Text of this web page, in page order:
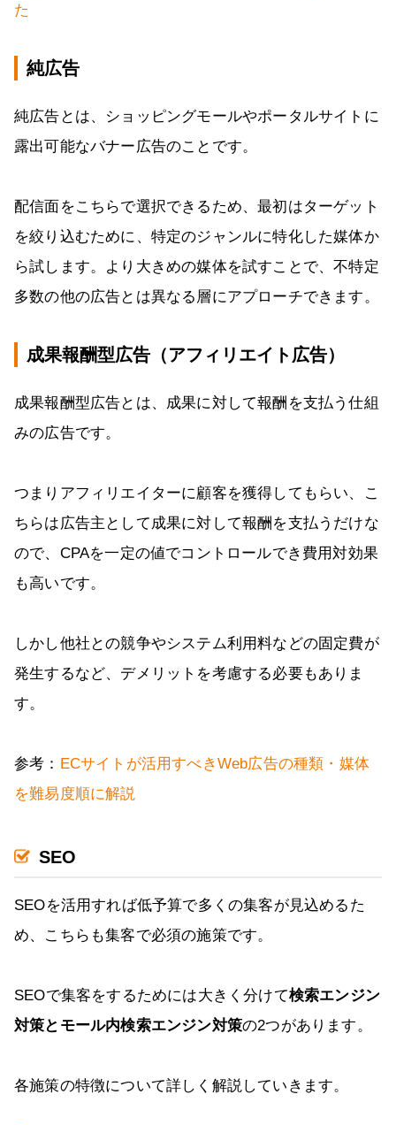
た
純広告
純広告とは、ショッピングモールやポータルサイトに
露出可能なバナー広告のことです。
配信面をこちらで選択できるため、最初はターゲット
を絞り込むために、特定のジャンルに特化した媒体か
ら試します。より大きめの媒体を試すことで、不特定
多数の他の広告とは異なる層にアプローチできます。
成果報酬型広告（アフィリエイト広告）
成果報酬型広告とは、成果に対して報酬を支払う仕組
みの広告です。
つまりアフィリエイターに顧客を獲得してもらい、こ
ちらは広告主として成果に対して報酬を支払うだけな
ので、CPAを一定の値でコントロールでき費用対効果
も高いです。
しかし他社との競争やシステム利用料などの固定費が
発生するなど、デメリットを考慮する必要もありま
す。
参考： ECサイトが活用すべきWeb広告の種類・媒体
を難易度順に解説
SEO
SEOを活用すれば低予算で多くの集客が見込めるた
め、こちらも集客で必須の施策です。
SEOで集客をするためには大きく分けて検索エンジン
対策とモール内検索エンジン対策の2つがあります。
各施策の特徴について詳しく解説していきます。